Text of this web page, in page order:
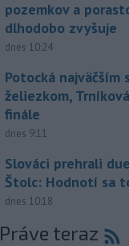
pozemkov a
dlhodobo zvyšuje
dnes 10:24
Potocká najväčším
želiezkom,
finále
dnes 9:11
Slováci prehrali
Štolc: Hodnotí sa
dnes 10:18
Práve teraz